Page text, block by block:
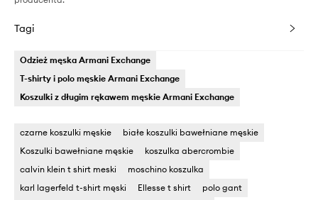
Tagi
Odzież męska Armani Exchange
T-shirty i polo męskie Armani Exchange
Koszulki z długim rękawem męskie Armani Exchange
czarne koszulki męskie
białe koszulki bawełniane męskie
Koszulki bawełniane męskie
koszulka abercrombie
calvin klein t shirt meski
moschino koszulka
karl lagerfeld t-shirt męski
Ellesse t shirt
polo gant